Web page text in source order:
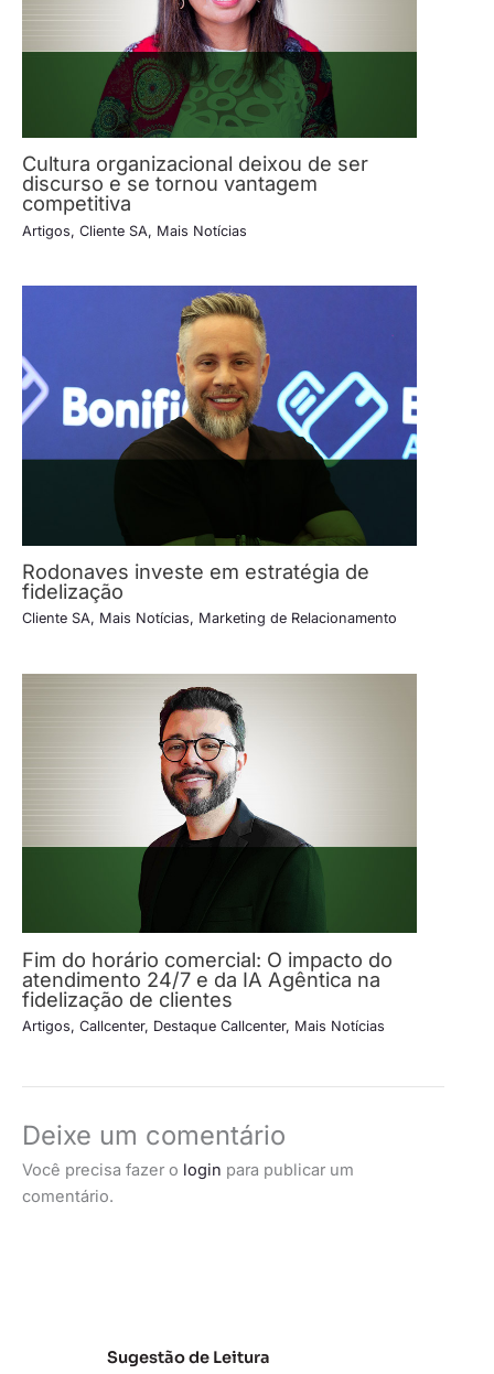
Cultura organizacional deixou de ser
discurso e se tornou vantagem
competitiva
Artigos, Cliente SA, Mais Notícias
Rodonaves investe em estratégia de
fidelização
Cliente SA, Mais Notícias, Marketing de Relacionamento
Fim do horário comercial: O impacto do
atendimento 24/7 e da IA Agêntica na
fidelização de clientes
Artigos, Callcenter, Destaque Callcenter, Mais Notícias
Deixe um comentário
Você precisa fazer o login para publicar um
comentário.
Sugestão de Leitura